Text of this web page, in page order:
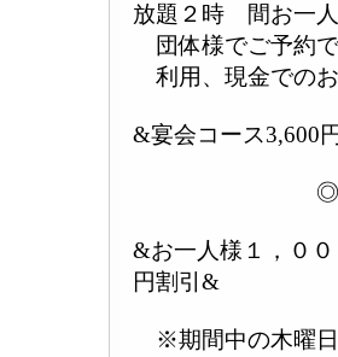
放題２時 間お一人
団体様でご予約
利用、現金での
&宴会コース3,600
◎なんと！
&お一人様１，０
円割引&
※期間中の木曜